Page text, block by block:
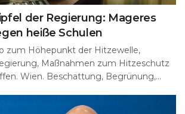
der Regierung: Mageres
heiße Schulen
zum Höhepunkt der Hitzewelle,
Maßnahmen zum Hitzeschutz
Wien. Beschattung, Begrünung,...